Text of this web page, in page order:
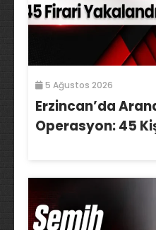
5 Ağustos 2026
Erzincan’da
Operasyon: 45